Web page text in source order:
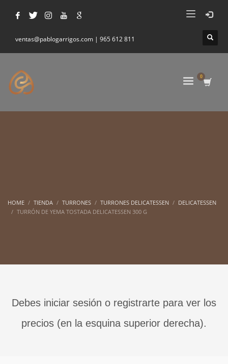
ventas@pablogarrigos.com | 965 612 811
HOME TIENDA TURRONES TURRONES DELICATESSEN
DELICATESSEN
TURRÓN DE YEMA TOSTADA DELICATESSEN 300 G
Debes iniciar sesión o registrarte para ver los
precios (en la esquina superior derecha).